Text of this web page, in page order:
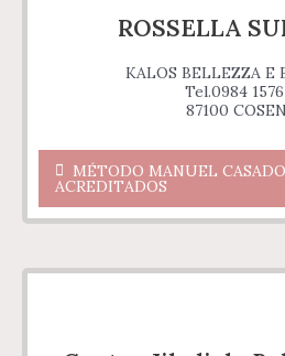
ROSSELLA
KALOS BELLEZZA E
Tel.0984
87100
MÉTODO MANUEL
ACREDITADOS